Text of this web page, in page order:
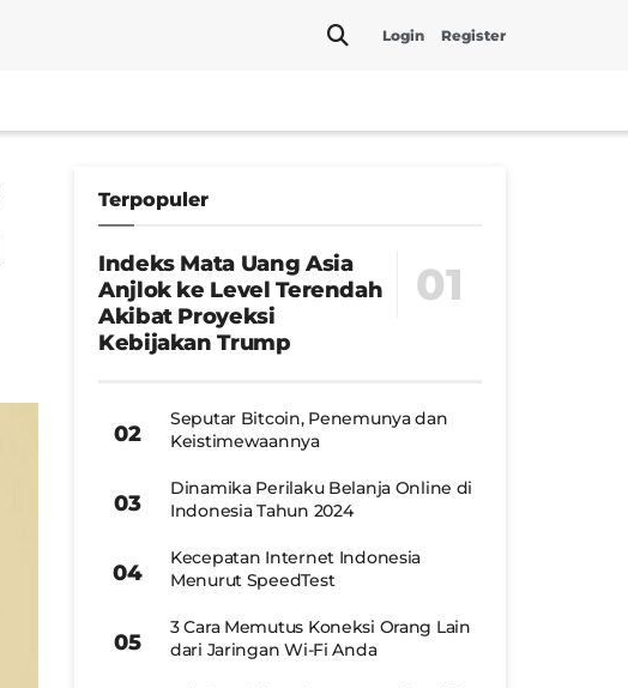
Login Register
Terpopuler
Indeks Mata Uang Asia
Anjlok ke Level Terendah
Akibat Proyeksi
Kebijakan Trump
Seputar Bitcoin, Penemunya dan
Keistimewaannya
Dinamika Perilaku Belanja Online di
Indonesia Tahun 2024
Kecepatan Internet Indonesia
Menurut SpeedTest
3 Cara Memutus Koneksi Orang Lain
dari Jaringan Wi-Fi Anda